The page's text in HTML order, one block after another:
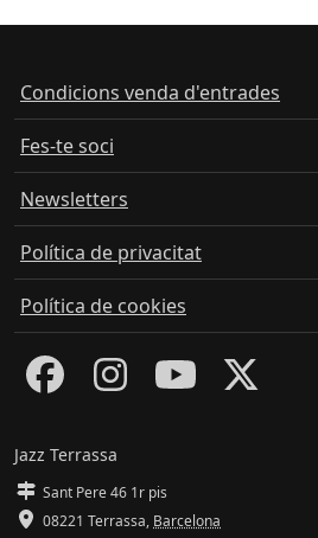
Condicions venda d'entrades
Fes-te soci
Newsletters
Política de privacitat
Política de cookies
Jazz Terrassa
Sant Pere 46 1r pis
08221 Terrassa, Barcelona